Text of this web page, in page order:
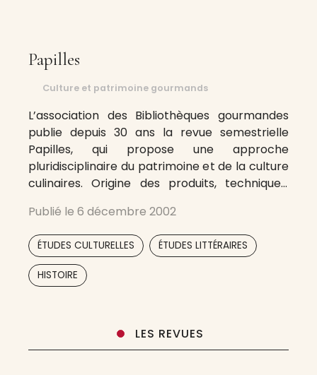
Papilles
Culture et patrimoine gourmands
L’association des Bibliothèques gourmandes
publie depuis 30 ans la revue semestrielle
Papilles, qui propose une approche
pluridisciplinaire du patrimoine et de la culture
culinaires. Origine des produits, techniques,
poétiques, présence cinématographique,
picturale ou musicale de la cuisine, interviews
de spécialistes, chaque numéro thématique
traite sous tous ces angles – par
Publié le 6 décembre 2002
ÉTUDES CULTURELLES ÉTUDES LITTÉRAIRES
HISTOIRE
LES REVUES